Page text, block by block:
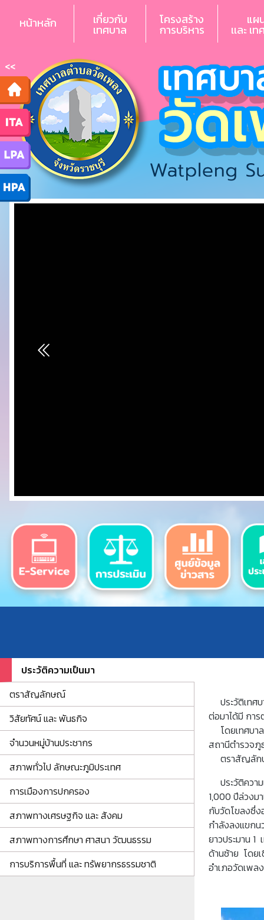
<<
หน้าหลัก เกี่ยวกับ
เทศบาล
โครงสร้าง
การบริหาร
แผ
เเละ
ประวัติความเป็นมา
ตราสัญลักษณ์
วิสัยทัศน์ และ พันธกิจ
จำนวนหมู่บ้านประชากร
สภาพทั่วไป ลักษณะภูมิประเทศ
การเมืองการปกครอง
สภาพทางเศรษฐกิจ และ สังคม
สภาพทางการศึกษา ศาสนา วัฒนธรรม
การบริการพื้นที่ และ ทรัพยากรธรรมชาติ
ประวัติเทศ
ต่อมาได้มี กา
โดยเทศบา
สถานีตำรวจภู
ตราสัญลัก
ประวัติควา
1,000 ปีล่วงม
กับวัดโขลงซึ่ง
กําลังลงแขก
ยาวประมาน
ด้านซ้าย โดย
อําเภอวัดเพล